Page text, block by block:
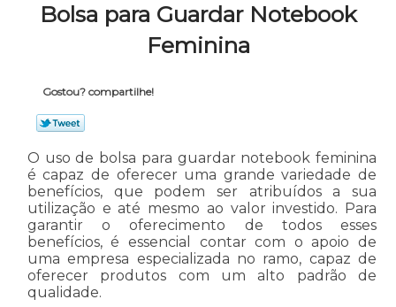
Bolsa para Guardar Notebook
Feminina
Gostou? compartilhe!
O uso de bolsa para guardar notebook feminina
é capaz de oferecer uma grande variedade de
benefícios, que podem ser atribuídos a sua
utilização e até mesmo ao valor investido. Para
garantir o oferecimento de todos esses
benefícios, é essencial contar com o apoio de
uma empresa especializada no ramo, capaz de
oferecer produtos com um alto padrão de
qualidade.